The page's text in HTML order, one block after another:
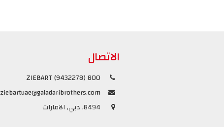
الاتصال
800 ZIEBART (9432278)
ziebartuae@galadaribrothers.com
8494, دبي, الامارات